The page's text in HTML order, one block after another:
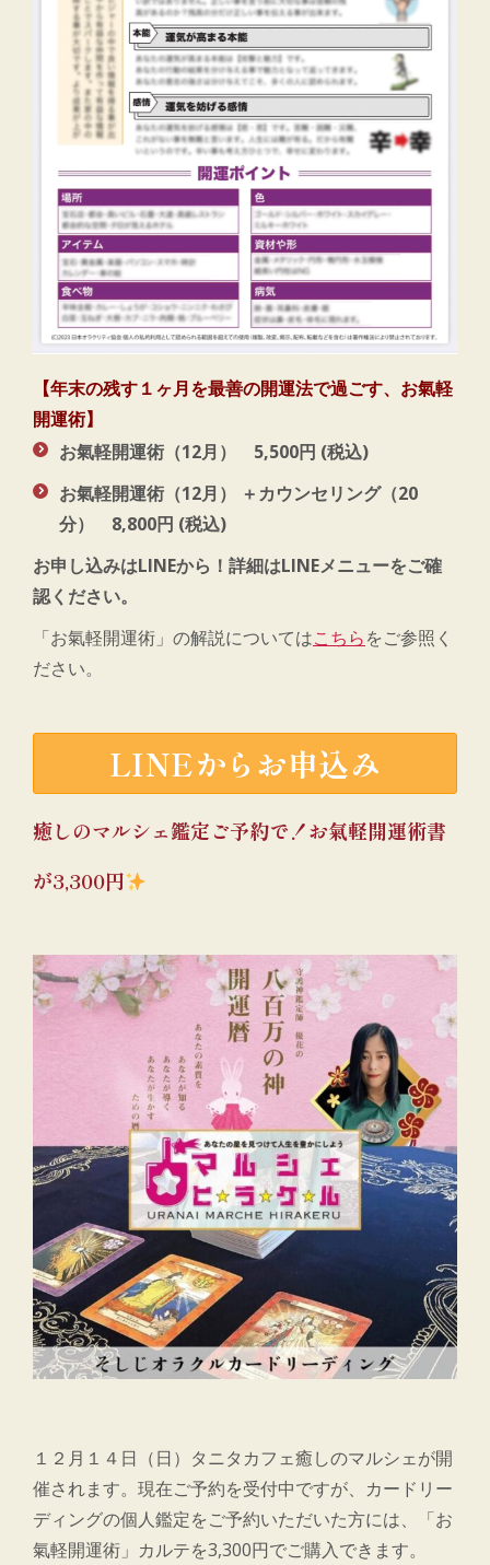
【年末の残す１ヶ月を最善の開運法で過ごす、お氣軽
開運術】
お氣軽開運術（12月）
5,500円 (税込)
お氣軽開運術（12月） ＋カウンセリング（20
分）
8,800円 (税込)
お申し込みはLINEから！詳細はLINEメニューをご確
認ください。
「お氣軽開運術」の解説についてはこちらをご参照く
ださい。
LINEからお申込み
癒しのマルシェ鑑定ご予約で！お氣軽開運術書
が3,300円
１２月１４日（日）タニタカフェ癒しのマルシェが開
催されます。現在ご予約を受付中ですが、カードリー
ディングの個人鑑定をご予約いただいた方には、「お
氣軽開運術」カルテを3,300円でご購入できます。